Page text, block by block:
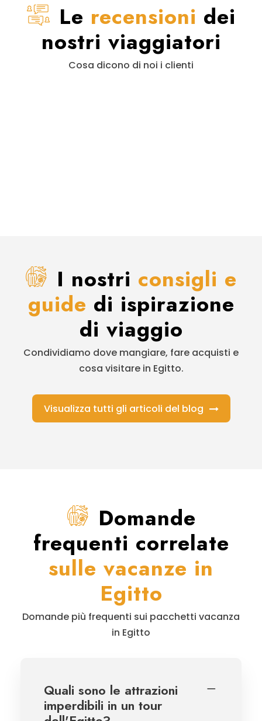
Le recensioni dei
nostri viaggiatori
Cosa dicono di noi i clienti
I nostri consigli e
guide di ispirazione
di viaggio
Condividiamo dove mangiare, fare acquisti e
cosa visitare in Egitto.
Visualizza tutti gli articoli del blog
Domande
frequenti correlate
sulle vacanze in
Egitto
Domande più frequenti sui pacchetti vacanza
in Egitto
Quali sono le attrazioni
imperdibili in un tour